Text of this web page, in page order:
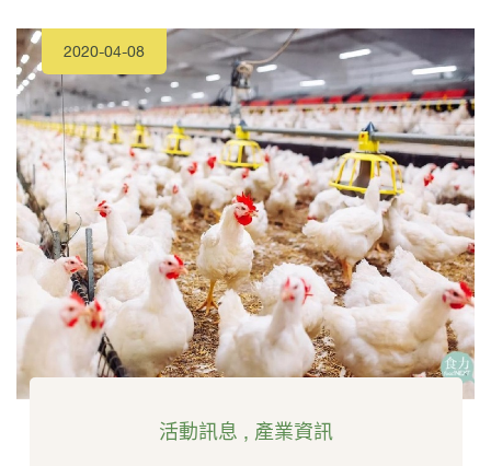
2020-04-08
活動訊息 , 產業資訊